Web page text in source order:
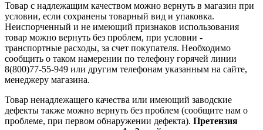
Товар с надлежащим качеством можно вернуть в магазин при
условии, если сохранены товарный вид и упаковка.
Неиспорченный и не имеющий признаков использования
товар можно вернуть без проблем, при условии -
транспортные расходы, за счет покупателя. Необходимо
сообщить о таком намерении по телефону горячей линии
8(800)77-55-949 или другим телефонам указанным на сайте,
менеджеру магазина.
Товар ненадлежащего качества или имеющий заводские
дефекты также можно вернуть без проблем (сообщите нам о
проблеме, при первом обнаружении дефекта). Претензия